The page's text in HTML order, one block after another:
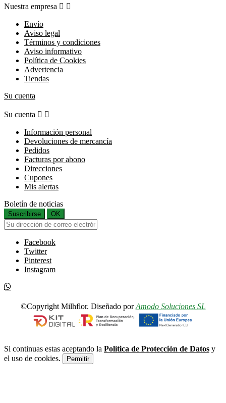
Nuestra empresa  
Envío
Aviso legal
Términos y condiciones
Aviso informativo
Política de Cookies
Advertencia
Tiendas
Su cuenta
Su cuenta  
Información personal
Devoluciones de mercancía
Pedidos
Facturas por abono
Direcciones
Cupones
Mis alertas
Boletín de noticias
Suscribirse OK
Facebook
Twitter
Pinterest
Instagram
©Copyright Milhflor. Diseñado porAmodo Soluciones SL
Si continuas estas aceptando la Política de Protección de Datos y
el uso de cookies.
Permitir